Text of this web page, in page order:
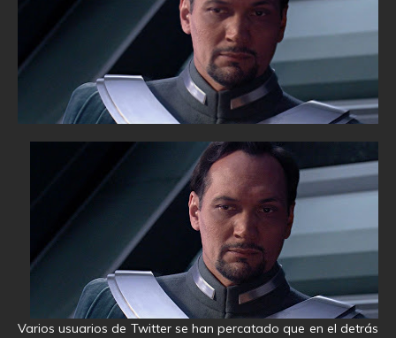
Varios usuarios de Twitter se han percatado que en el detrás